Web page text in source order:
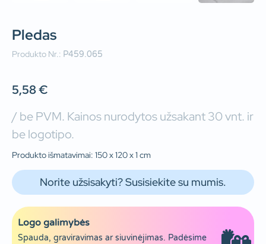
Pledas
Produkto Nr.: P459.065
5,58€
/ be PVM. Kainos nurodytos užsakant 30 vnt. ir
be logotipo.
Produkto išmatavimai: 150 x 120 x 1 cm
Norite užsisakyti? Susisiekite su mumis.
Logo galimybės
Spauda, graviravimas ar siuvinėjimas. Padėsime